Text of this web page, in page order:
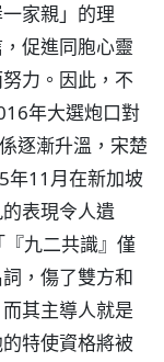
家親」的理
促進同胞心靈
力。因此，不
年大選炮口對
逐漸升溫，宋楚
年11月在新加坡
表現令人遺
九二共識』僅
，傷了雙方和
其主導人就是
特使資格將被